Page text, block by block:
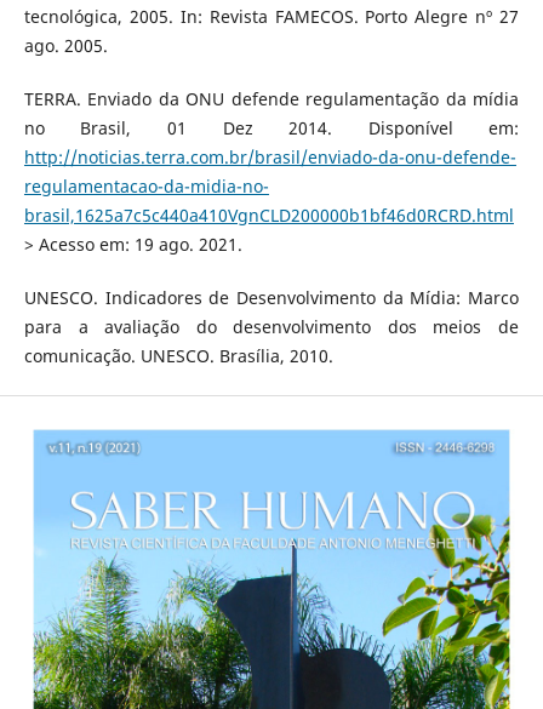
tecnológica, 2005. In: Revista FAMECOS. Porto Alegre nº 27
ago. 2005.
TERRA. Enviado da ONU defende regulamentação da mídia
no Brasil, 01 Dez 2014. Disponível em:
http://noticias.terra.com.br/brasil/enviado-da-onu-defende-
regulamentacao-da-midia-no-
brasil,1625a7c5c440a410VgnCLD200000b1bf46d0RCRD.html
> Acesso em: 19 ago. 2021.
UNESCO. Indicadores de Desenvolvimento da Mídia: Marco
para a avaliação do desenvolvimento dos meios de
comunicação. UNESCO. Brasília, 2010.